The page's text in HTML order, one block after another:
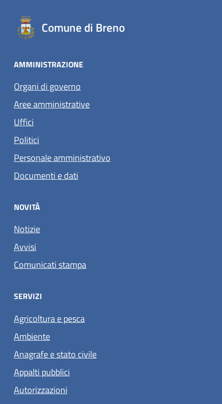
Comune di Breno
AMMINISTRAZIONE
Organi di governo
Aree amministrative
Uffici
Politici
Personale amministrativo
Documenti e dati
NOVITÀ
Notizie
Avvisi
Comunicati stampa
SERVIZI
Agricoltura e pesca
Ambiente
Anagrafe e stato civile
Appalti pubblici
Autorizzazioni